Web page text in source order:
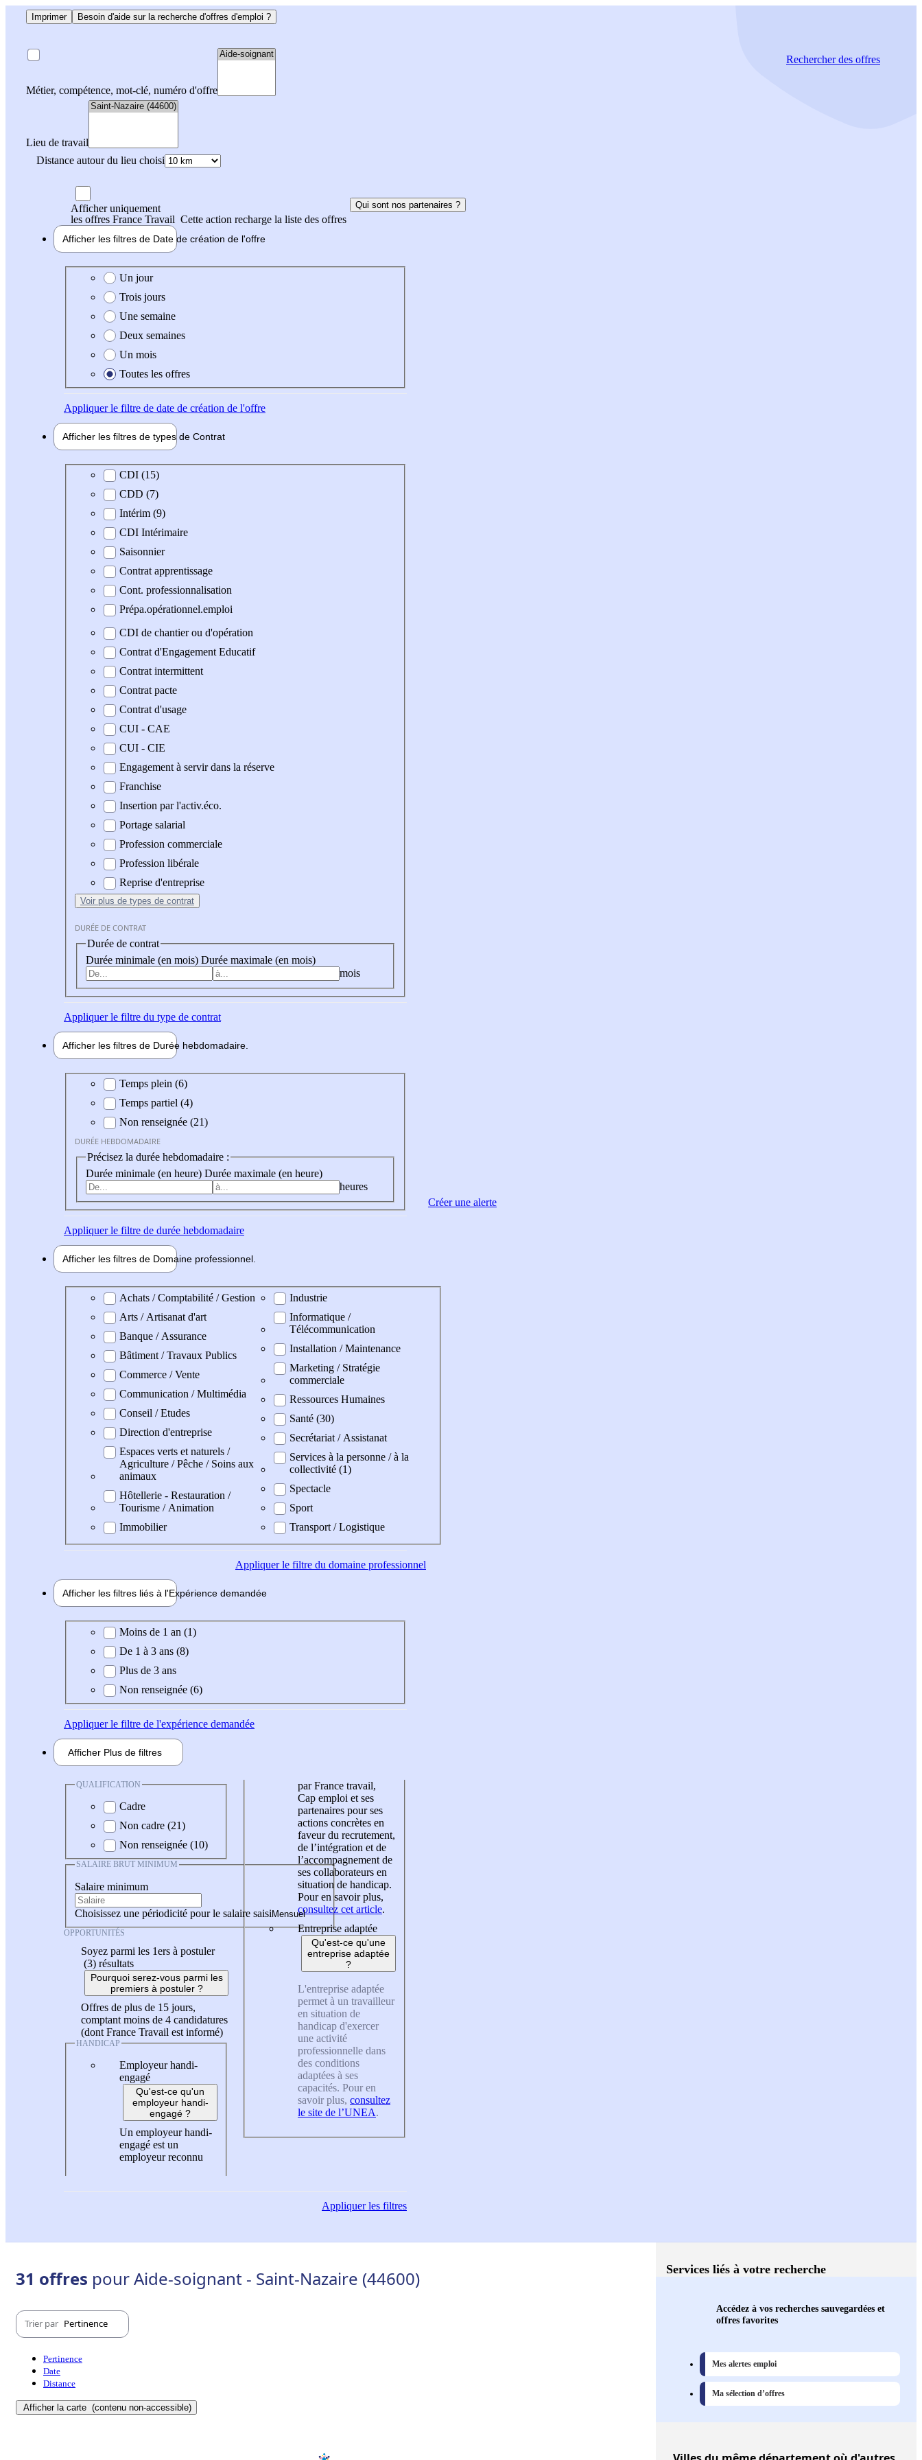
Imprimer Besoin d'aide sur la recherche d'offres d'emploi ?
Métier, compétence, mot-clé, numéro d'offre
Lieu de travail
Distance autour du lieu choisi
Rechercherdes offres
Afficher uniquement
les offres France Travail Cette action recharge la liste des offres
Qui sont nos partenaires ?
Afficher les filtres de Date de création de l'offre
Date de création de l'offre
Un jour
Trois jours
Une semaine
Deux semaines
Un mois
Toutes les offres
Appliquerle filtre de date de création de l'offre
Afficher les filtres de types de Contrat
Type de contratCDI (15)
CDD (7)
Intérim (9)
CDI Intérimaire
Saisonnier
Contrat apprentissage
Cont. professionnalisation
Prépa.opérationnel.emploi
CDI de chantier ou d'opération
Contrat d'Engagement Educatif
Contrat intermittent
Contrat pacte
Contrat d'usage
CUI - CAE
CUI - CIE
Engagement à servir dans la réserve
Franchise
Insertion par l'activ.éco.
Portage salarial
Profession commerciale
Profession libérale
Reprise d'entreprise
Voir plus de types de contrat
DURÉE DE CONTRAT
Durée de contrat
Durée minimale (en mois) Durée maximale (en mois)
mois
Appliquerle filtre du type de contrat
Afficher les filtres de Durée hebdomadaire
Durée hebdomadaire
Temps plein (6)
Temps partiel (4)
Non renseignée (21)
DURÉE HEBDOMADAIRE
Précisez la durée hebdomadaire :
Durée minimale (en heure) Durée maximale (en heure)
heures
Appliquerle filtre de durée hebdomadaire
Afficher les filtres de Domaine professionnel
Domaine professionel
Achats / Comptabilité / Gestion
Arts / Artisanat d'art
Banque / Assurance
Bâtiment / Travaux Publics
Commerce / Vente
Communication / Multimédia
Conseil / Etudes
Direction d'entreprise
Espaces verts et naturels /
Agriculture / Pêche / Soins aux
animaux
Hôtellerie - Restauration /
Tourisme / Animation
Immobilier
Industrie
Informatique /
Télécommunication
Installation / Maintenance
Marketing / Stratégie
commerciale
Ressources Humaines
Santé (30)
Secrétariat / Assistanat
Services à la personne / à la
collectivité (1)
Spectacle
Sport
Transport / Logistique
Appliquerle filtre du domaine professionnel
Afficher les filtres liés à l'Expérience demandée
Expérience demandée
Moins de 1 an (1)
De 1 à 3 ans (8)
Plus de 3 ans
Non renseignée (6)
Appliquerle filtre de l'expérience demandée
Afficher Plus de filtres
QUALIFICATION
Cadre
Non cadre (21)
Non renseignée (10)
SALAIRE BRUT MINIMUM
Salaire minimum
Choisissez une périodicité pour le salaire saisi
OPPORTUNITÉS
Soyez parmi les 1ers à postuler
(3) résultats
Pourquoi serez-vous parmi les
premiers à postuler ?
Offres de plus de 15 jours,
comptant moins de 4 candidatures
(dont France Travail est informé)
HANDICAP
Employeur handi-
engagé
Qu'est-ce qu'un
employeur handi-
engagé ?
Un employeur handi-
engagé est un
employeur reconnu
par France travail,
Cap emploi et ses
partenaires pour ses
actions concrètes en
faveur du recrutement,
de l’intégration et de
l’accompagnement de
ses collaborateurs en
situation de handicap.
Pour en savoir plus,
consultez cet article.
Entreprise adaptée
Qu'est-ce qu'une
entreprise adaptée
?
L'entreprise adaptée
permet à un travailleur
en situation de
handicap d'exercer
une activité
professionnelle dans
des conditions
adaptées à ses
capacités. Pour en
savoir plus, consultez
le site de l’UNEA.
Appliquerles filtres
Créer une alerte
31 offres pour Aide-soignant - Saint-Nazaire (44600)
Trier par Pertinence
Pertinence
Date
Distance
Afficher la carte (contenu non-accessible)
Services liés à votre recherche
Accédez à vos recherches sauvegardées et
offres favorites
Mes alertes emploi
Ma sélection d’offres